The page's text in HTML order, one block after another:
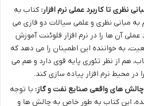
نظری تا کاربرد عملی نرم افزار: کتاب به
به مبانی نظری و علمی سیالات دو فازی می
عملی آن ها را در نرم افزار فلوئنت آموزش
به خواننده این اطمینان را می دهد که
هم از نظر تئوری پایه قوی دارد و هم می
در محیط نرم افزار پیاده سازی کند.
چالش های واقعی صنایع نفت و گاز: با توجه
این کتاب به طور خاص به چالش ها و